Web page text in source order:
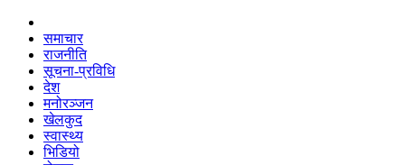
समाचार
राजनीति
सूचना-प्रविधि
देश
मनोरञ्जन
खेलकुद
स्वास्थ्य
भिडियो